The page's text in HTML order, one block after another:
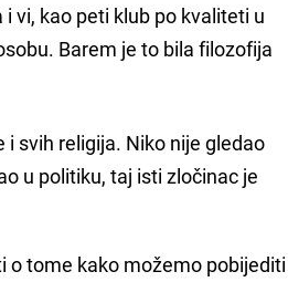
vi, kao peti klub po kvaliteti u
Barem je to bila filozofija
svih religija. Niko nije gledao
u politiku, taj isti zločinac je
o tome kako možemo pobijediti